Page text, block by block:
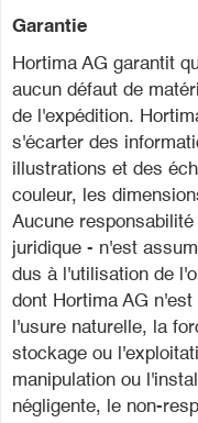
Garantie
Hortima AG garantit
aucun défaut de
de l'expédition.
s'écarter des
illustrations et des
couleur, les
Aucune
juridique - n'est
dus à l'utilisation de
dont Hortima AG
l'usure naturelle, la
stockage ou
manipulation ou
négligente, le non-